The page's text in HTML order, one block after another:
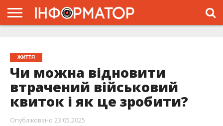
ЖИТТЯ
Чи можна відновити
втрачений військовий
квиток і як це зробити?
Опубліковано 23.05.2025